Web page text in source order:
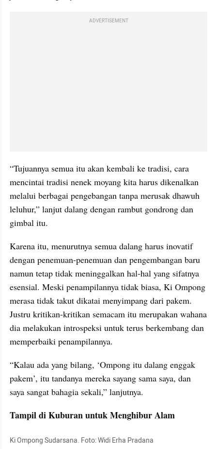
ADVERTISEMENT
“Tujuannya semua itu akan kembali ke tradisi, cara
mencintai tradisi nenek moyang kita harus dikenalkan
melalui berbagai pengebangan tanpa merusak dhawuh
leluhur,” lanjut dalang dengan rambut gondrong dan
gimbal itu.
Karena itu, menurutnya semua dalang harus inovatif
dengan penemuan-penemuan dan pengembangan baru
namun tetap tidak meninggalkan hal-hal yang sifatnya
esensial. Meski penampilannya tidak biasa, Ki Ompong
merasa tidak takut dikatai menyimpang dari pakem.
Justru kritikan-kritikan semacam itu merupakan wahana
dia melakukan introspeksi untuk terus berkembang dan
memperbaiki penampilannya.
“Kalau ada yang bilang, ‘Ompong itu dalang enggak
pakem’, itu tandanya mereka sayang sama saya, dan
saya sangat bahagia sekali,” lanjutnya.
Tampil di Kuburan untuk Menghibur Alam
Ki Ompong Sudarsana. Foto: Widi Erha Pradana